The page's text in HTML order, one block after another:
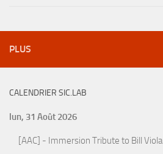
PLUS
CALENDRIER SIC.LAB
lun, 31 Août 2026
[AAC] - Immersion Tribute to Bill Viola